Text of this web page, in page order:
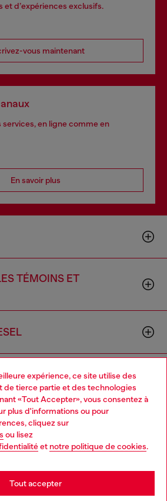
expérience, ce site utilise des
de tierce partie et des technologies
«Tout Accepter», vous consentez à
plus d'informations ou pour
cliquez sur
ou lisez
et notre politique de cookies.
Tout accepter
et d’expériences exclusifs.
vous maintenant
services, en ligne comme en
En savoir plus
TÉMOINS ET
Language: FR
Canada website, but it seems you
States